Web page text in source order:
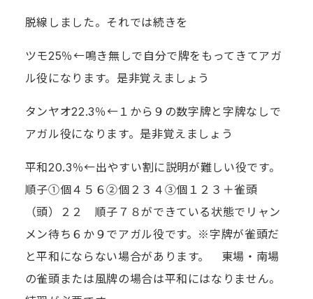
脱線しました。それでは続きを
ツモ25％←鳴き無しで自分で牌をもってきてアガ
ル役になります。是非覚えましょう
タンヤオ22.3％←１から９の数字牌と字牌なしで
アガル役になります。是非覚えましょう
平和20.3％←出やすい割に説明が難しい役です。
順子①個４５６➁個２３４③個１２３＋雀頭
（頭）２２ 順子７８ができている状態でリャン
メン待ち６か９でアガル役です。※字牌が雀頭だ
と平和にならない場合があります。 東場・南場
の雀頭または風牌の場合は平和にはなりません。